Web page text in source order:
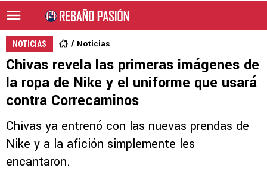
NOTICIAS Noticias
Chivas revela las primeras imágenes de
la ropa de Nike y el uniforme que usará
contra Correcaminos
Chivas ya entrenó con las nuevas prendas de
Nike y a la afición simplemente les
encantaron.